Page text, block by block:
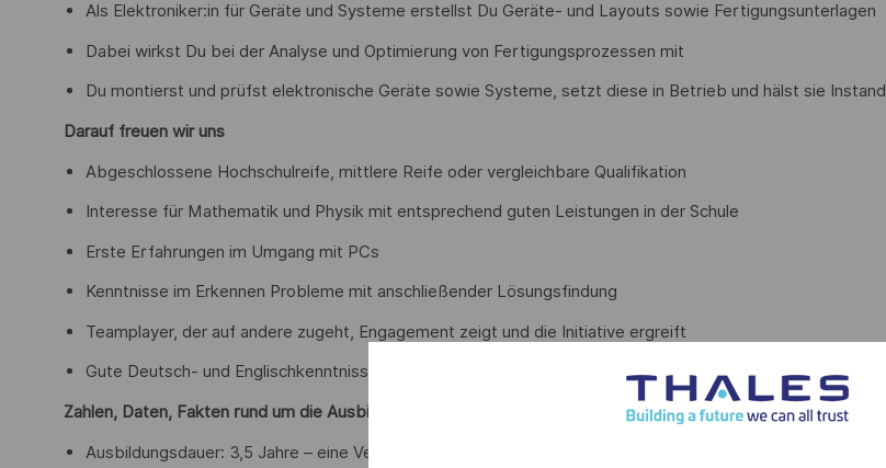
Als Elektroniker:in für Geräte und Systeme erstellst Du Geräte- und Layouts sowie Fertigungsunterlagen
Dabei wirkst Du bei der Analyse und Optimierung von Fertigungsprozessen mit
Du montierst und prüfst elektronische Geräte sowie Systeme, setzt diese in Betrieb und hälst sie Instand
Darauf freuen wir uns
Abgeschlossene Hochschulreife, mittlere Reife oder vergleichbare Qualifikation
Interesse für Mathematik und Physik mit entsprechend guten Leistungen in der Schule
Erste Erfahrungen im Umgang mit PCs
Kenntnisse im Erkennen Probleme mit anschließender Lösungsfindung
Teamplayer, der auf andere zugeht, Engagement zeigt und die Initiative ergreift
Gute Deutsch- und Englischkenntnisse
Zahlen, Daten, Fakten rund um die Ausbildung:
Ausbildungsdauer: 3,5 Jahre – eine Verkürzung bei sehr guter Leistung auf 3 Jahre ist möglich